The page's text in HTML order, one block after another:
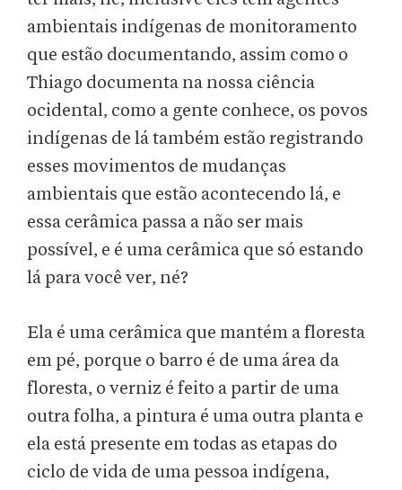
ambientais indígenas de monitoramento
que estão documentando, assim como o
Thiago documenta na nossa ciência
ocidental, como a gente conhece, os povos
indígenas de lá também estão registrando
esses movimentos de mudanças
ambientais que estão acontecendo lá, e
essa cerâmica passa a não ser mais
possível, e é uma cerâmica que só estando
lá para você ver, né?
Ela é uma cerâmica que mantém a floresta
em pé, porque o barro é de uma área da
floresta, o verniz é feito a partir de uma
outra folha, a pintura é uma outra planta e
ela está presente em todas as etapas do
ciclo de vida de uma pessoa indígena,